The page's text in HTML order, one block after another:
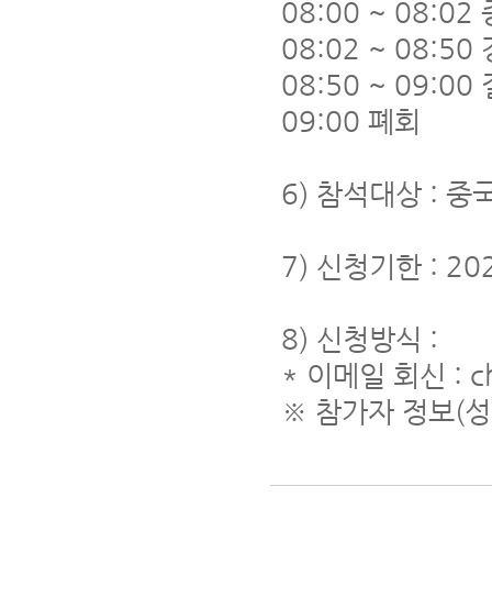
08:00 ~ 08:02
08:02 ~ 08:50
08:50 ~ 09:00
09:00 폐회
6) 참석대상 : 중
7) 신청기한 :
8) 신청방식 :
* 이메일 회신 :
※ 참가자 정보(